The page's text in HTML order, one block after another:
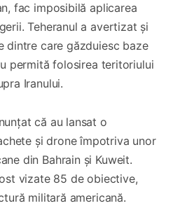
fac imposibilă aplicarea
Teheranul a avertizat și
dintre care găzduiesc baze
permită folosirea teritoriului
Iranului.
că au lansat o
și drone împotriva unor
din Bahrain și Kuweit.
vizate 85 de obiective,
militară americană.